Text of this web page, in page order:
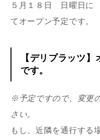
５月１８日 日曜日に
てオープン予定です。
【デリプラッツ
です。
※予定ですので、変更
さい。
もし、近隣を通行する